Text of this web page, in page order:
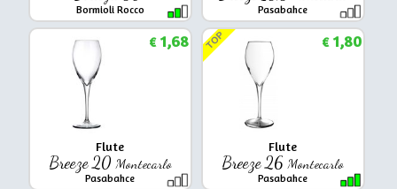
Bormioli Rocco Pasabahce
Flute
Breeze 20 Montecarlo
Pasabahce
€1,68
Flute
Breeze 26Montecarlo
Pasabahce
TOP €1,80